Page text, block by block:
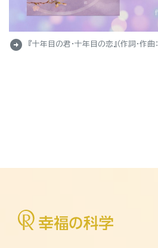
arrow_circle_right 『十年目の君・十年目の恋』（作詞・作曲